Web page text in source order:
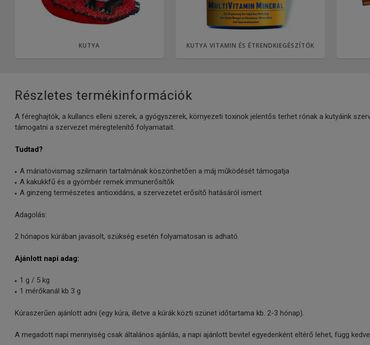
KUTYA KUTYA VITAMIN ÉS ÉTRENDKIEGÉSZÍTŐK
Részletes termékinformációk
A féreghajtók, a kullancs elleni szerek, a gyógyszerek, környezeti toxinok jelentős terhet rónak a kutyáink
támogatni a szervezet méregtelenítő folyamatait.
Tudtad?
A máriatövismag szilimarin tartalmának köszönhetően a máj működését támogatja
A kakukkfű és a gyömbér remek immunerősítők
A ginzeng természetes antioxidáns, a szervezetet erősítő hatásáról ismert
Adagolás:
2 hónapos kúrában javasolt, szükség esetén folyamatosan is adható.
Ajánlott napi adag:
1 g / 5 kg
1 mérőkanál kb 3 g
Kúraszerűen ajánlott adni (egy kúra, illetve a kúrák közti szünet időtartama kb. 2-3 hónap).
A megadott napi mennyiség csak általános ajánlás, a napi ajánlott bevitel egyedenként eltérő lehet, függ